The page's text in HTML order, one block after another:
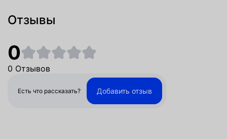
Отзывы
0
0 Отзывов
Есть что рассказать? Добавить отзыв